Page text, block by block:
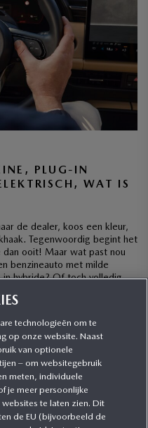
PLUG-IN
WAT IS
de dealer, koos een kleur,
Tegenwoordig begint het
dan ooit! Maar wat past nou
benzineauto met milde
in hybride? Of toch volledig
technologieën om te
op onze website. Naast
van optionele
– om websitegebruik
meten, individuele
je meer persoonlijke
te laten zien. Dit
de EU (bijvoorbeeld de